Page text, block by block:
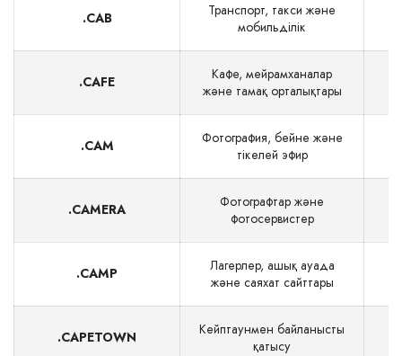
.CAB
Транспорт, такси және
мобильділік
.CAFE
Кафе, мейрамханалар
және тамақ орталықтары
.CAM
Фотография, бейне және
тікелей эфир
.CAMERA
Фотографтар және
фотосервистер
.CAMP
Лагерлер, ашық ауада
және саяхат сайттары
.CAPETOWN
Кейптаунмен байланысты
қатысу